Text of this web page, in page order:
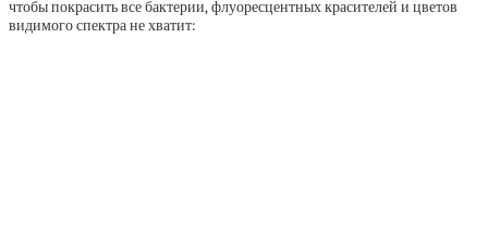
чтобы покрасить все бактерии, флуоресцентных красителей и цветов
видимого спектра не хватит: